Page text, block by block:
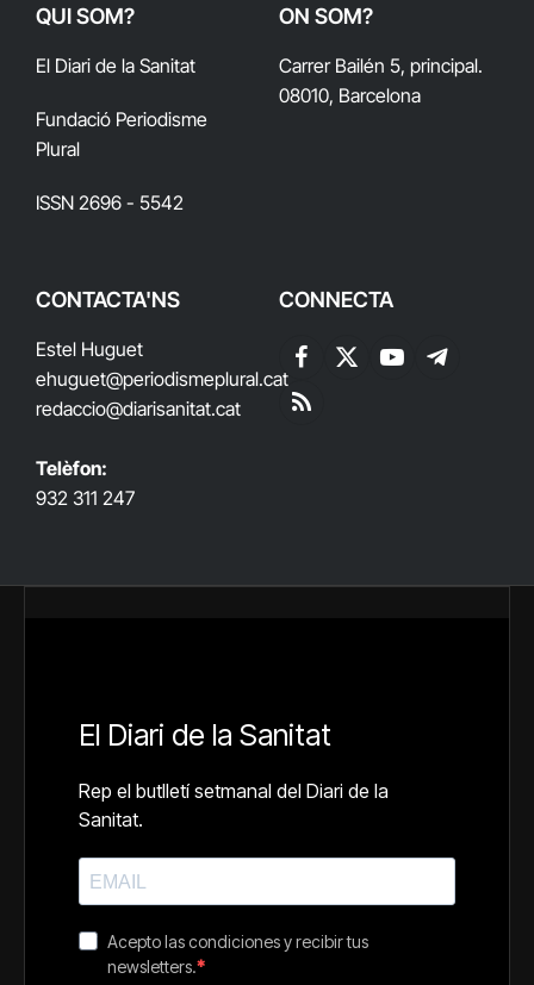
QUI SOM?
El Diari de la Sanitat
Fundació Periodisme
Plural
ISSN 2696 - 5542
ON SOM?
Carrer Bailén 5, principal.
08010, Barcelona
CONTACTA'NS
Estel Huguet
ehuguet@periodismeplural.cat
redaccio@diarisanitat.cat
Telèfon:
932 311 247
CONNECTA
Facebook
X
YouTubeTelegram
RSS